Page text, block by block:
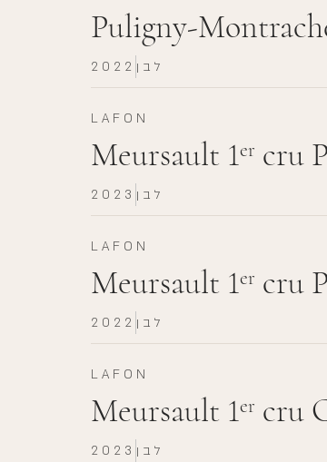
Puligny-
2022 לבן
LAFON
Meursault 1er cru
2023 לבן
LAFON
Meursault 1er cru
2022 לבן
LAFON
Meursault 1er cru
2023 לבן